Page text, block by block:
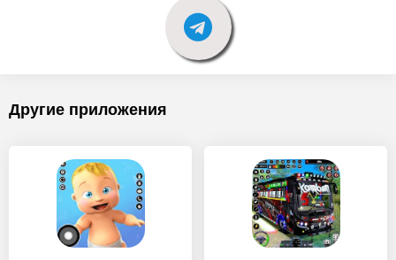
Другие приложения